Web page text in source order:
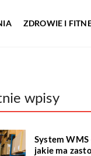
ZDROWIE I
wpisy
System
jakie ma